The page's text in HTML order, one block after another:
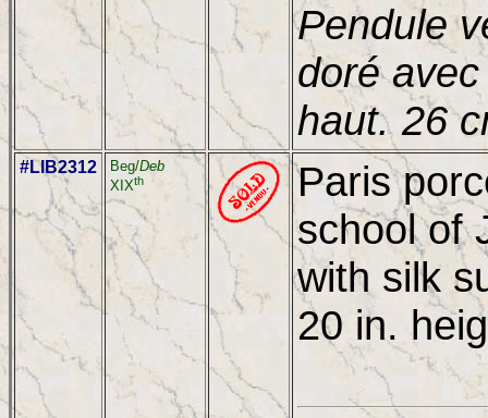
Pendule
doré
haut. 26
#LIB2312 Beg/Deb
XIXth
Paris
school of
with silk
20 in.